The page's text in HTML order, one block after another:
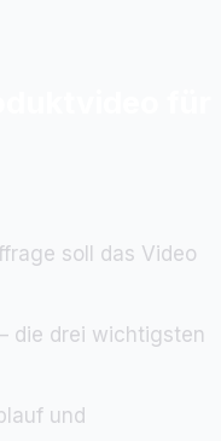
soll das Video
die drei wichtigsten
und